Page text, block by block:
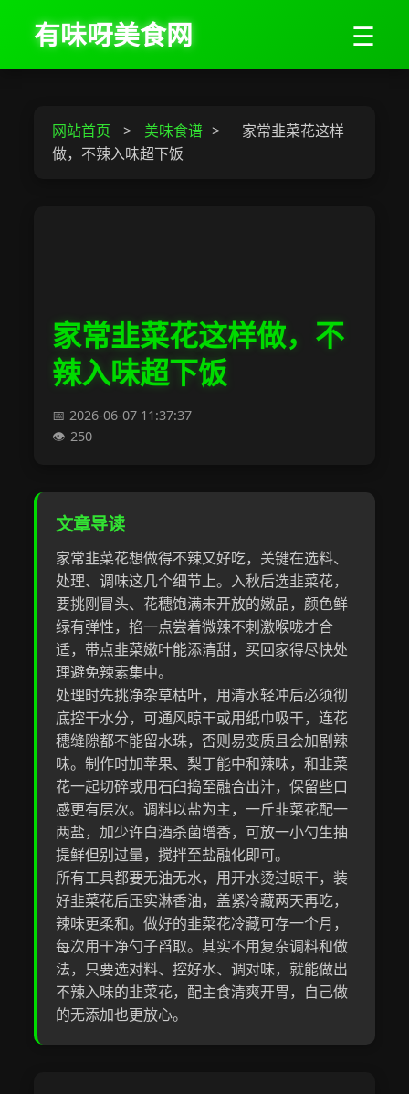
有味呀美食网 ☰
网站首页 > 美味食谱 >
家常韭菜花这样
做，不辣入味超下饭
家常韭菜花这样做，不
辣入味超下饭
2026-06-07 11:37:37
250
文章导读
家常韭菜花想做得不辣又好吃，关键在选料、
处理、调味这几个细节上。入秋后选韭菜花，
要挑刚冒头、花穗饱满未开放的嫩品，颜色鲜
绿有弹性，掐一点尝着微辣不刺激喉咙才合
适，带点韭菜嫩叶能添清甜，买回家得尽快处
理避免辣素集中。
处理时先挑净杂草枯叶，用清水轻冲后必须彻
底控干水分，可通风晾干或用纸巾吸干，连花
穗缝隙都不能留水珠，否则易变质且会加剧辣
味。制作时加苹果、梨丁能中和辣味，和韭菜
花一起切碎或用石臼捣至融合出汁，保留些口
感更有层次。调料以盐为主，一斤韭菜花配一
两盐，加少许白酒杀菌增香，可放一小勺生抽
提鲜但别过量，搅拌至盐融化即可。
所有工具都要无油无水，用开水烫过晾干，装
好韭菜花后压实淋香油，盖紧冷藏两天再吃，
辣味更柔和。做好的韭菜花冷藏可存一个月，
每次用干净勺子舀取。其实不用复杂调料和做
法，只要选对料、控好水、调对味，就能做出
不辣入味的韭菜花，配主食清爽开胃，自己做
的无添加也更放心。